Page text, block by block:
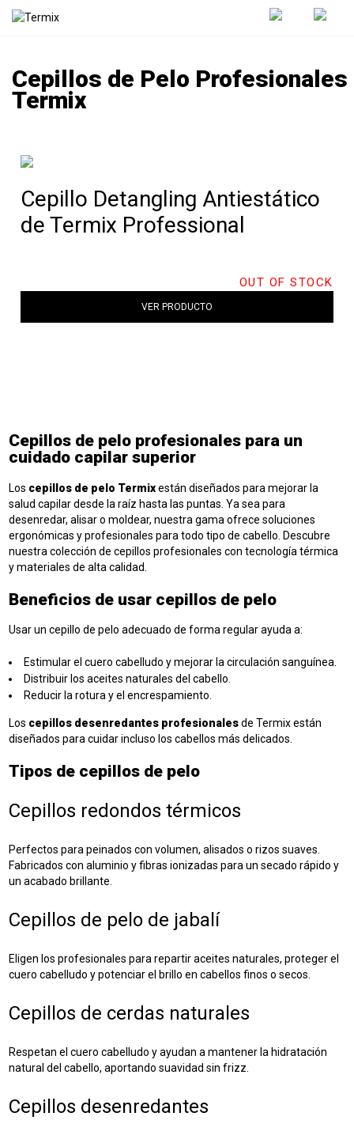
Cepillos de Pelo Profesionales
Termix
Cepillo Detangling Antiestático
de Termix Professional
OUT OF STOCK
VER PRODUCTO
Cepillos de pelo profesionales para un
cuidado capilar superior
Los cepillos de pelo Termixestán diseñados para mejorar la
salud capilar desde la raíz hasta las puntas. Ya sea para
desenredar, alisar o moldear, nuestra gama ofrece soluciones
ergonómicas y profesionales para todo tipo de cabello. Descubre
nuestra colección decepillos profesionales con tecnología térmica
y materiales de alta calidad.
Beneficios de usar cepillos de pelo
Usar uncepillo de pelo adecuado de forma regular ayuda a:
Estimular el cuero cabelludo y mejorar la circulación sanguínea.
Distribuir los aceites naturales del cabello.
Reducir la rotura y el encrespamiento.
Los cepillos desenredantes profesionalesde Termix están
diseñados para cuidar incluso los cabellos más delicados.
Tipos de cepillos de pelo
Cepillos redondos térmicos
Perfectos para peinados con volumen, alisados o rizos suaves.
Fabricados con aluminio y fibras ionizadas para un secado rápido y
un acabado brillante.
Cepillos de pelo de jabalí
Eligen los profesionales para repartir aceites naturales, proteger el
cuero cabelludo y potenciar el brillo en cabellos finos o secos.
Cepillos de cerdas naturales
Respetan el cuero cabelludo y ayudan a mantener la hidratación
natural del cabello, aportando suavidad sin frizz.
Cepillos desenredantes